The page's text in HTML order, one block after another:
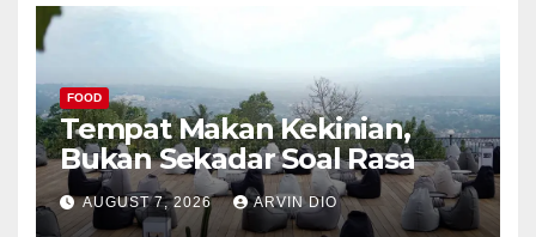
FOOD
Tempat Makan Kekinian,
Bukan Sekadar Soal Rasa
AUGUST 7, 2026 ARVIN DIO